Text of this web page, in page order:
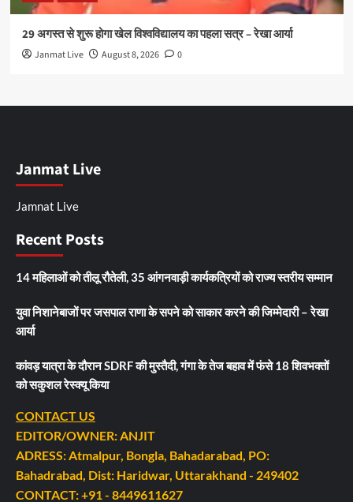
29 अगस्त से शुरू होगा खेल विश्वविद्यालय का पहला सत्र – रेखा आर्या
Janmat Live August 8, 2026 0
Janmat Live
Jamnat Live
Recent Posts
14 महिलाओं को तीलू रौतेली, 35 आंगनवाड़ी कार्यकत्रियों को राज्य स्तरीय सम्मान
युवा निशानेबाजों पर जसपाल राणा के सपने को साकार करने की जिम्मेदारी – रेखा
आर्या
कांवड़ यात्रा के दौरान SDRF की मुस्तैदी, गंगा के तेज बहाव में फंसे 18 शिवभक्तों
को सकुशल रेस्क्यू किया
CONTACT US
EDITOR/OWNER: ANJIT
ADRESS: Atmalpur, Bongla, Bahadarabad, PO:
Bahadrabad, Dist: Haridwar, Uttarakhand - 249402
CONTACT: +91 - 8449611627